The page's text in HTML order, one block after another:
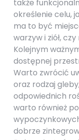
także
określenie celu,
ma to być
warzyw i ziół,
Kolejnym
dostępnej
Warto zwrócić
oraz rodzaj
odpowiednich
warto również
dobrze